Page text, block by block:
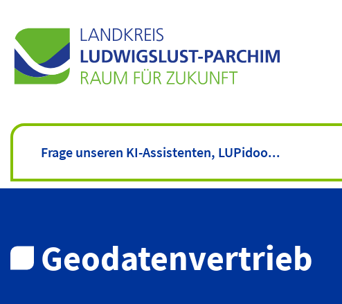
Geodatenvertrieb